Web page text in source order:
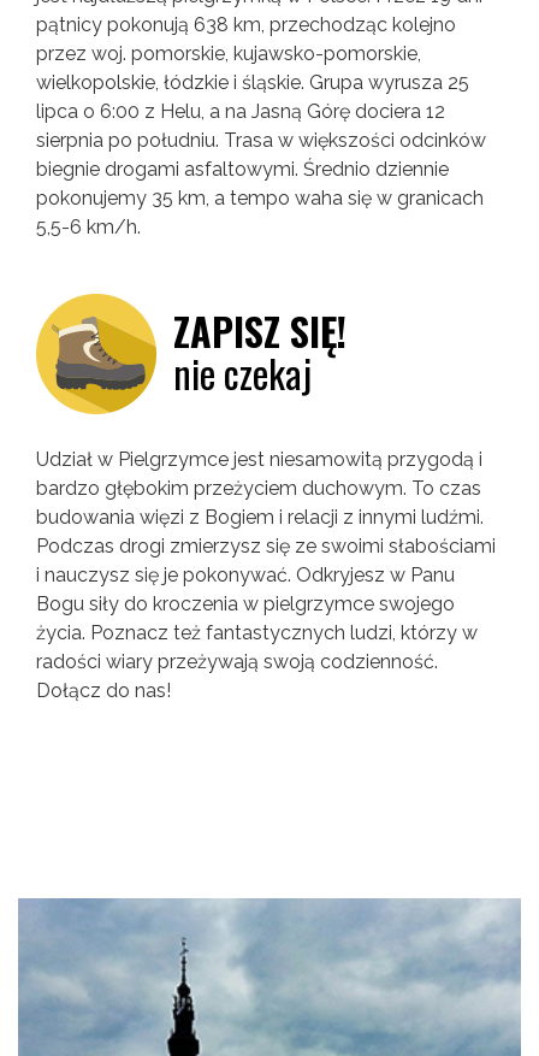
pątnicy pokonują 638 km, przechodząc kolejno
przez woj. pomorskie, kujawsko-pomorskie,
wielkopolskie, łódzkie i śląskie. Grupa wyrusza 25
lipca o 6:00 z Helu, a na Jasną Górę dociera 12
sierpnia po południu. Trasa w większości odcinków
biegnie drogami asfaltowymi. Średnio dziennie
pokonujemy 35 km, a tempo waha się w granicach
5,5-6 km/h.
ZAPISZ SIĘ!
nie czekaj
Udział w Pielgrzymce jest niesamowitą przygodą i
bardzo głębokim przeżyciem duchowym. To czas
budowania więzi z Bogiem i relacji z innymi ludźmi.
Podczas drogi zmierzysz się ze swoimi słabościami
i nauczysz się je pokonywać. Odkryjesz w Panu
Bogu siły do kroczenia w pielgrzymce swojego
życia. Poznacz też fantastycznych ludzi, którzy w
radości wiary przeżywają swoją codzienność.
Dołącz do nas!